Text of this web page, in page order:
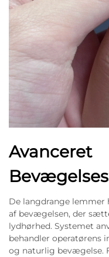
Avanceret
De langdrange
af bevægelsen, der
lydhørhed. Systemet
behandler operatørens
og naturlig bevægelse.